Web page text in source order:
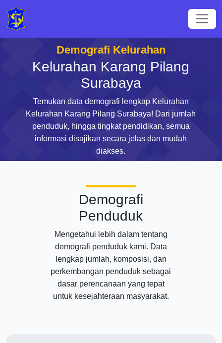
Demografi Kelurahan
Kelurahan Karang Pilang
Surabaya
Temukan data demografi lengkap Kelurahan
Kelurahan Karang Pilang Surabaya! Dari jumlah
penduduk, hingga tingkat pendidikan, semua
informasi disajikan secara jelas dan mudah
diakses.
Demografi
Penduduk
Mengetahui lebih dalam tentang
demografi penduduk kami. Data
lengkap jumlah, komposisi, dan
perkembangan penduduk sebagai
dasar perencanaan yang tepat
untuk kesejahteraan masyarakat.